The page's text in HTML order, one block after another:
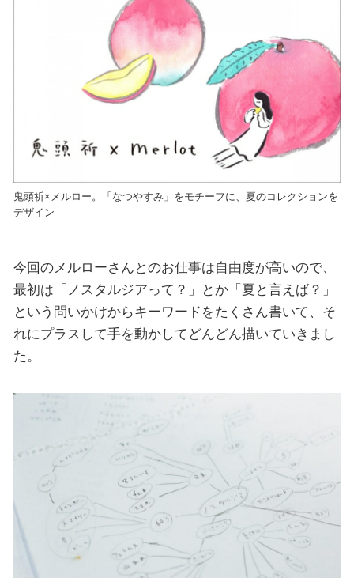
鬼頭祈×メルロー。「なつやすみ」をモチーフに、夏のコレクションを
デザイン
今回のメルローさんとのお仕事は自由度が高いので、
最初は「ノスタルジアって？」とか「夏と言えば？」
という問いかけからキーワードをたくさん書いて、そ
れにプラスして手を動かしてどんどん描いていきまし
た。